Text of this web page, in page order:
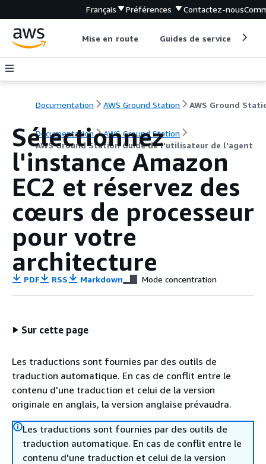
Français Préférences Contactez-nous
Mise en route Guides de service
Documentation AWS Ground Station
Documentation
AWS Ground Station
AWS Ground Station Guide de l'utilisateur de l'agent
Sélectionnez
l'instance Amazon
EC2 et réservez des
cœurs de processeur
pour votre
architecture
PDF RSS Markdown Mode concentration
Sur cette page
Les traductions sont fournies par des outils de
traduction automatique. En cas de conflit entre le
contenu d'une traduction et celui de la version
originale en anglais, la version anglaise prévaudra.
Les traductions sont fournies par des outils de
traduction automatique. En cas de conflit entre le
contenu d'une traduction et celui de la version